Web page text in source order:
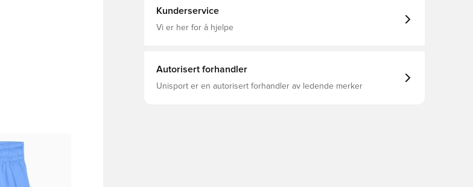
Kunderservice
Vi er her for å hjelpe
Autorisert forhandler
Unisport er en autorisert forhandler av ledende merker